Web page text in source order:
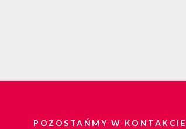
POZOSTAŃMY W KONTAKCIE